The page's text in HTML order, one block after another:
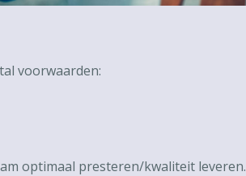
voorwaarden:
optimaal presteren/kwaliteit leveren.